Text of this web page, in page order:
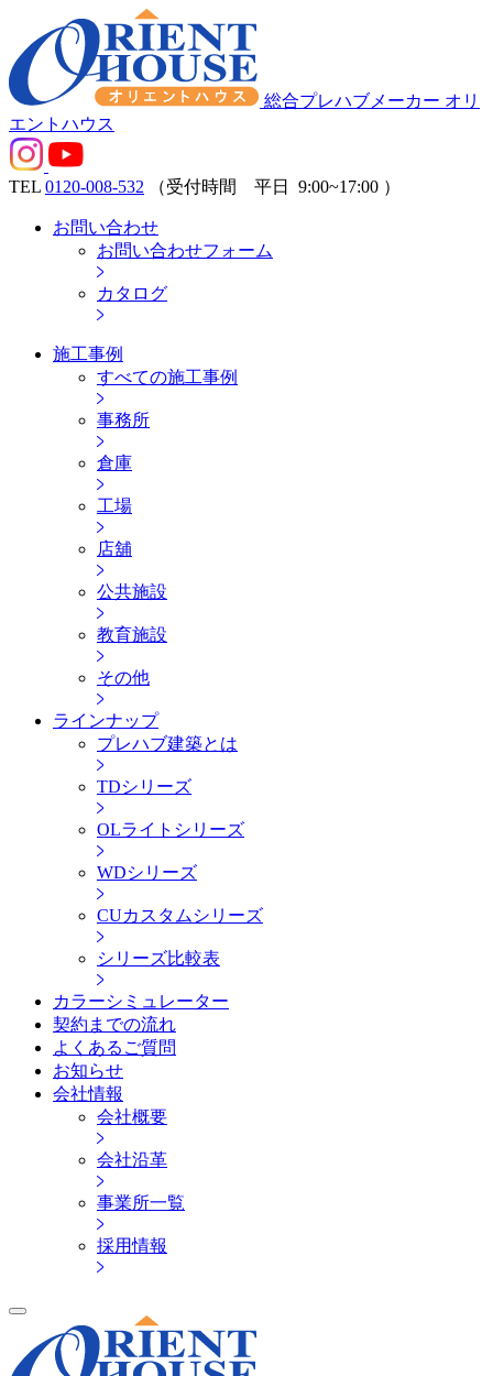
総合プレハブメーカー オリ
エントハウス
TEL 0120-008-532 （受付時間 平日 9:00~17:00 ）
お問い合わせ
お問い合わせフォーム
カタログ
施工事例
すべての施工事例
事務所
倉庫
工場
店舖
公共施設
教育施設
その他
ラインナップ
プレハブ建築とは
TDシリーズ
OLライトシリーズ
WDシリーズ
CUカスタムシリーズ
シリーズ比較表
カラーシミュレーター
契約までの流れ
よくあるご質問
お知らせ
会社情報
会社概要
会社沿革
事業所一覧
採用情報